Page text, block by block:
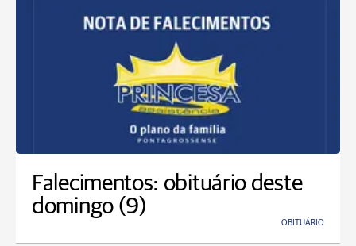
Falecimentos: obituário deste
domingo (9)
OBITUÁRIO